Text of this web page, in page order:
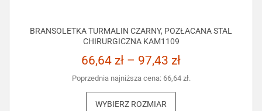
BRANSOLETKA TURMALIN CZARNY, POZŁACANA STAL
CHIRURGICZNA KAM1109
66,64 zł – 97,43 zł
Poprzednia najniższa cena: 66,64 zł.
WYBIERZ ROZMIAR